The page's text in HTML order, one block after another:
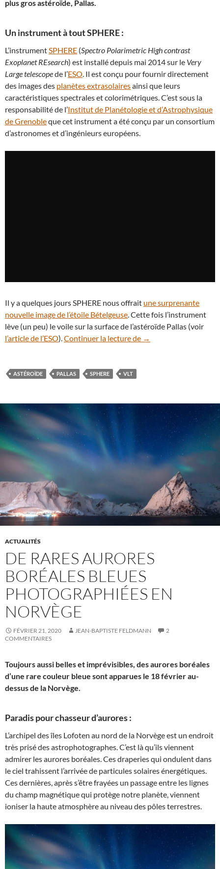
plus gros astéroïde, Pallas.
Un instrument à tout SPHERE :
L’instrument SPHERE (Spectro Polarimetric High contrast
Exoplanet REsearch) est installé depuis mai 2014 sur le Very
Large telescopede l’ESO . Il est conçu pour fournir directement
des images des planètes extrasolairesainsi que leurs
caractéristiques spectrales et colorimétriques. C’est sous la
responsabilité de l’Institut de Planétologie et d’Astrophysique
de Grenobleque cet instrument a été conçu par un consortium
d’astronomes et d’ingénieurs européens.
Il y a quelques jours SPHERE nous offrait une surprenante
nouvelle image de l’étoile Bételgeuse . Cette fois l’instrument
lève (un peu) le voile sur la surface de l’astéroïde Pallas (voir
l’article de l’ESO). Continuer la lecture de L’instrument
→
ASTÉROÏDE PALLAS SPHERE VLT
ACTUALITÉS
DE RARES AURORES
BORÉALES BLEUES
PHOTOGRAPHIÉES EN
NORVÈGE
FÉVRIER 21, 2020 JEAN-BAPTISTE FELDMANN
2
COMMENTAIRES
Toujours aussi belles et imprévisibles, des aurores boréales
d’une rare couleur bleue sont apparues le 18 février au-
dessus de la Norvège.
Paradis pour chasseur d’aurores :
L’archipel des îles Lofoten au nord de la Norvège est un endroit
très prisé des astrophotographes. C’est là qu’ils viennent
admirer les aurores boréales. Ces draperies qui ondulent dans
le ciel trahissent l’arrivée de particules solaires énergétiques.
Ces dernières, après s’être frayées un passage entre les lignes
du champ magnétique qui protège notre planète, viennent
ioniser la haute atmosphère au niveau des pôles terrestres.